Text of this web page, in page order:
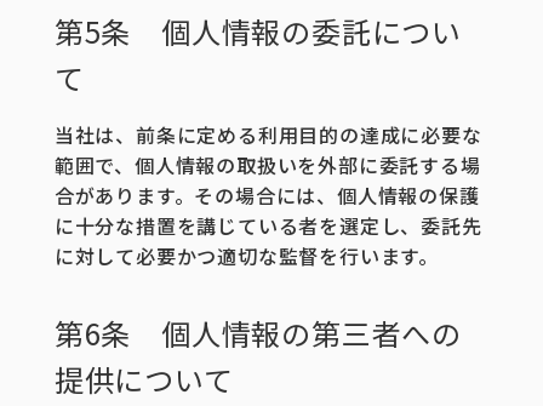
第5条 個人情報の委託につい
て
当社は、前条に定める利用目的の達成に必要な
範囲で、個人情報の取扱いを外部に委託する場
合があります。その場合には、個人情報の保護
に十分な措置を講じている者を選定し、委託先
に対して必要かつ適切な監督を行います。
第6条 個人情報の第三者への
提供について